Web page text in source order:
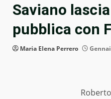
Saviano
pubblica con
Maria Elena Perrero